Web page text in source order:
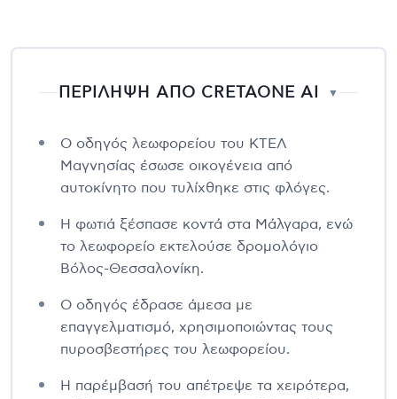
ΠΕΡΙΛΗΨΗ ΑΠΟ CRETAONE AI ▼
Ο οδηγός λεωφορείου του ΚΤΕΛ
Μαγνησίας έσωσε οικογένεια από
αυτοκίνητο που τυλίχθηκε στις φλόγες.
Η φωτιά ξέσπασε κοντά στα Μάλγαρα, ενώ
το λεωφορείο εκτελούσε δρομολόγιο
Βόλος-Θεσσαλονίκη.
Ο οδηγός έδρασε άμεσα με
επαγγελματισμό, χρησιμοποιώντας τους
πυροσβεστήρες του λεωφορείου.
Η παρέμβασή του απέτρεψε τα χειρότερα,